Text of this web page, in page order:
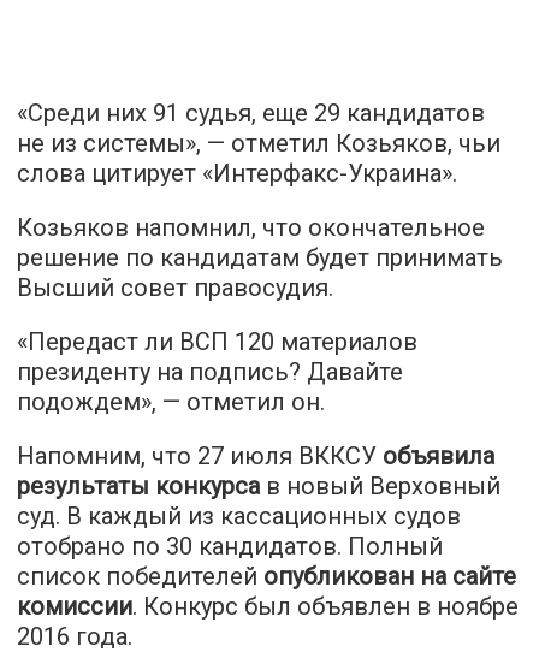
«Среди них 91 судья, еще 29 кандидатов
не из системы», — отметил Козьяков, чьи
слова цитирует «Интерфакс-Украина».
Козьяков напомнил, что окончательное
решение по кандидатам будет принимать
Высший совет правосудия.
«Передаст ли ВСП 120 материалов
президенту на подпись? Давайте
подождем», — отметил он.
Напомним, что 27 июля ВККСУ объявила
результаты конкурсав новый Верховный
суд. В каждый из кассационных судов
отобрано по 30 кандидатов. Полный
список победителей опубликован на сайте
комиссии. Конкурс был объявлен в ноябре
2016 года.